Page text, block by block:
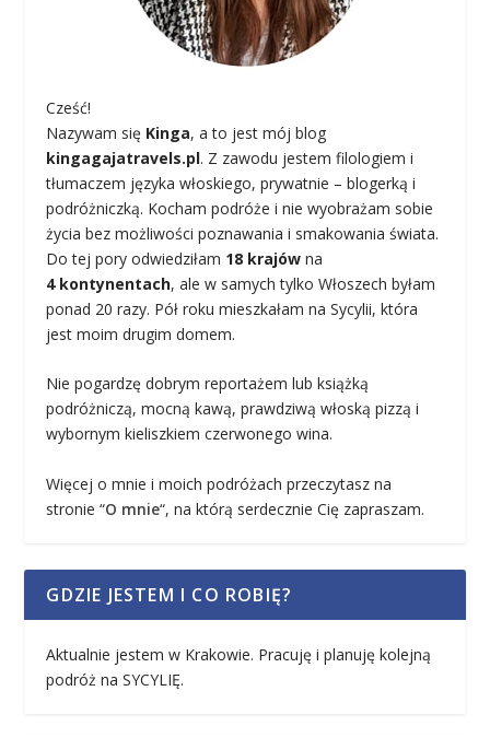
Cześć!
Nazywam się Kinga, a to jest mój blog
kingagajatravels.pl. Z zawodu jestem filologiem i
tłumaczem języka włoskiego, prywatnie – blogerką i
podróżniczką. Kocham podróże i nie wyobrażam sobie
życia bez możliwości poznawania i smakowania świata.
Do tej pory odwiedziłam 18 krajów na
4 kontynentach, ale w samych tylko Włoszech byłam
ponad 20 razy. Pół roku mieszkałam na Sycylii, która
jest moim drugim domem.
Nie pogardzę dobrym reportażem lub książką
podróżniczą, mocną kawą, prawdziwą włoską pizzą i
wybornym kieliszkiem czerwonego wina.
Więcej o mnie i moich podróżach przeczytasz na
stronie “O mnie“, na którą serdecznie Cię zapraszam.
GDZIE JESTEM I CO ROBIĘ?
Aktualnie jestem w Krakowie. Pracuję i planuję kolejną
podróż na SYCYLIĘ.